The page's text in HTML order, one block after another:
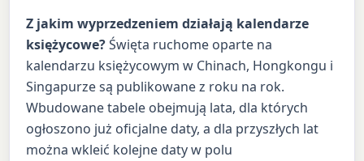
Z jakim wyprzedzeniem działają kalendarze
księżycowe?Święta ruchome oparte na
kalendarzu księżycowym w Chinach, Hongkongu i
Singapurze są publikowane z roku na rok.
Wbudowane tabele obejmują lata, dla których
ogłoszono już oficjalne daty, a dla przyszłych lat
można wkleić kolejne daty w polu